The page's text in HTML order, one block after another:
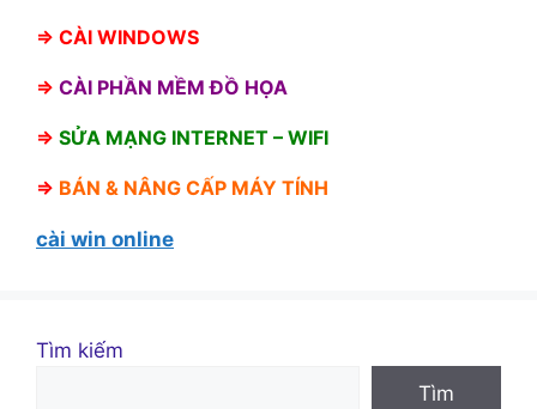
⇒ CÀI WINDOWS
⇒ CÀI PHẦN MỀM ĐỒ HỌA
⇒ SỬA MẠNG INTERNET – WIFI
⇒ BÁN & NÂNG CẤP MÁY TÍNH
cài win online
Tìm kiếm
Tìm